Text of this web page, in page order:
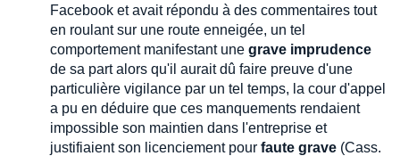
Facebook et avait répondu à des commentaires tout
en roulant sur une route enneigée, un tel
comportement manifestant une grave imprudence
de sa part alors qu'il aurait dû faire preuve d'une
particulière vigilance par un tel temps, la cour d'appel
a pu en déduire que ces manquements rendaient
impossible son maintien dans l'entreprise et
justifiaient son licenciement pour faute grave (Cass.